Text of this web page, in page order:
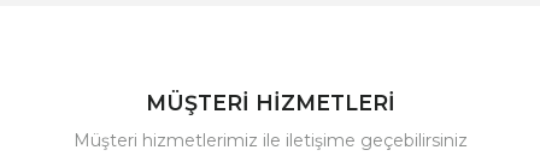
MÜŞTERİ HİZMETLERİ
Müşteri hizmetlerimiz ile iletişime geçebilirsiniz